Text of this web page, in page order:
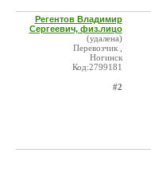
Регентов Владимир
Сергеевич, физ.лицо
(удалена)
Перевозчик ,
Ногинск
Код:2799181
#2